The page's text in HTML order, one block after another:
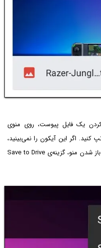
یک فایل پیوست، روی منوی
اگر این آیکون را نمی‌بینید،
روی صفحه تپ کنید تا ظاهر شود. پس از باز شدن منو، گزینه‌ی Save to Drive